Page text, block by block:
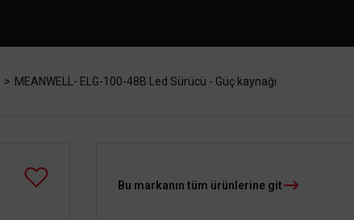
MEANWELL- ELG-100-48B Led Sürücü - Güç kaynağı
Bu markanın tüm ürünlerine git